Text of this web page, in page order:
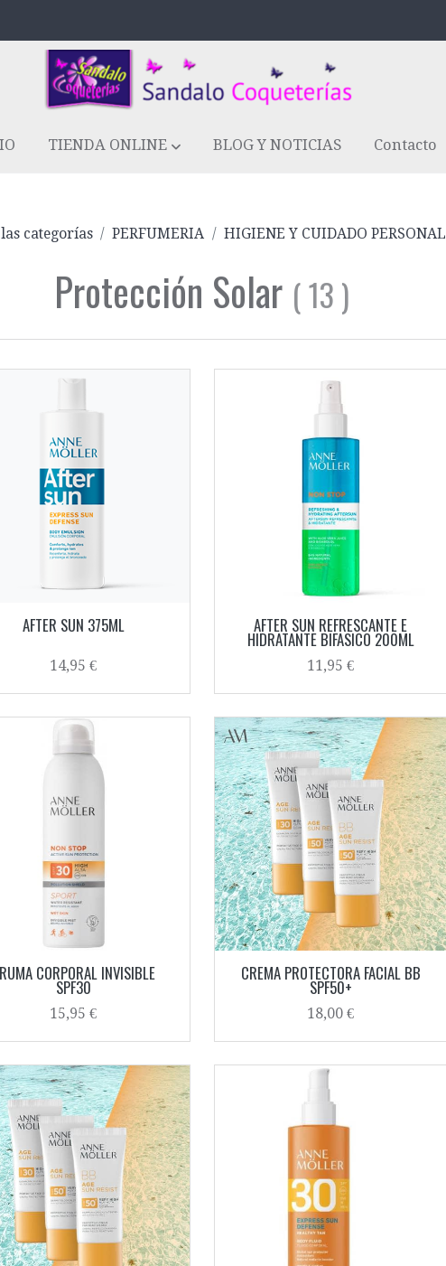
TIENDA ONLINE BLOG Y NOTICIAS Contacto
categorías PERFUMERIA HIGIENE Y CUIDADO PERSONAL
Protección Solar (13 )
AFTER SUN 375ML
14,95 €
AFTER SUN REFRESCANTE E
HIDRATANTE BIFASICO 200ML
11,95 €
CORPORAL INVISIBLE
SPF30
15,95 €
CREMA PROTECTORA FACIAL BB
SPF50+
18,00 €